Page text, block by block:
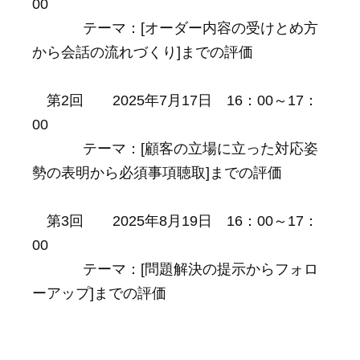
テーマ：[オーダー内容の受けとめ方
から会話の流れづくり]までの評価
第2回 2025年7月17日 16：00～17：
00
テーマ：[顧客の立場に立った対応姿
勢の表明から必須事項聴取]までの評価
第3回 2025年8月19日 16：00～17：
00
テーマ：[問題解決の提示からフォロ
ーアップ]までの評価